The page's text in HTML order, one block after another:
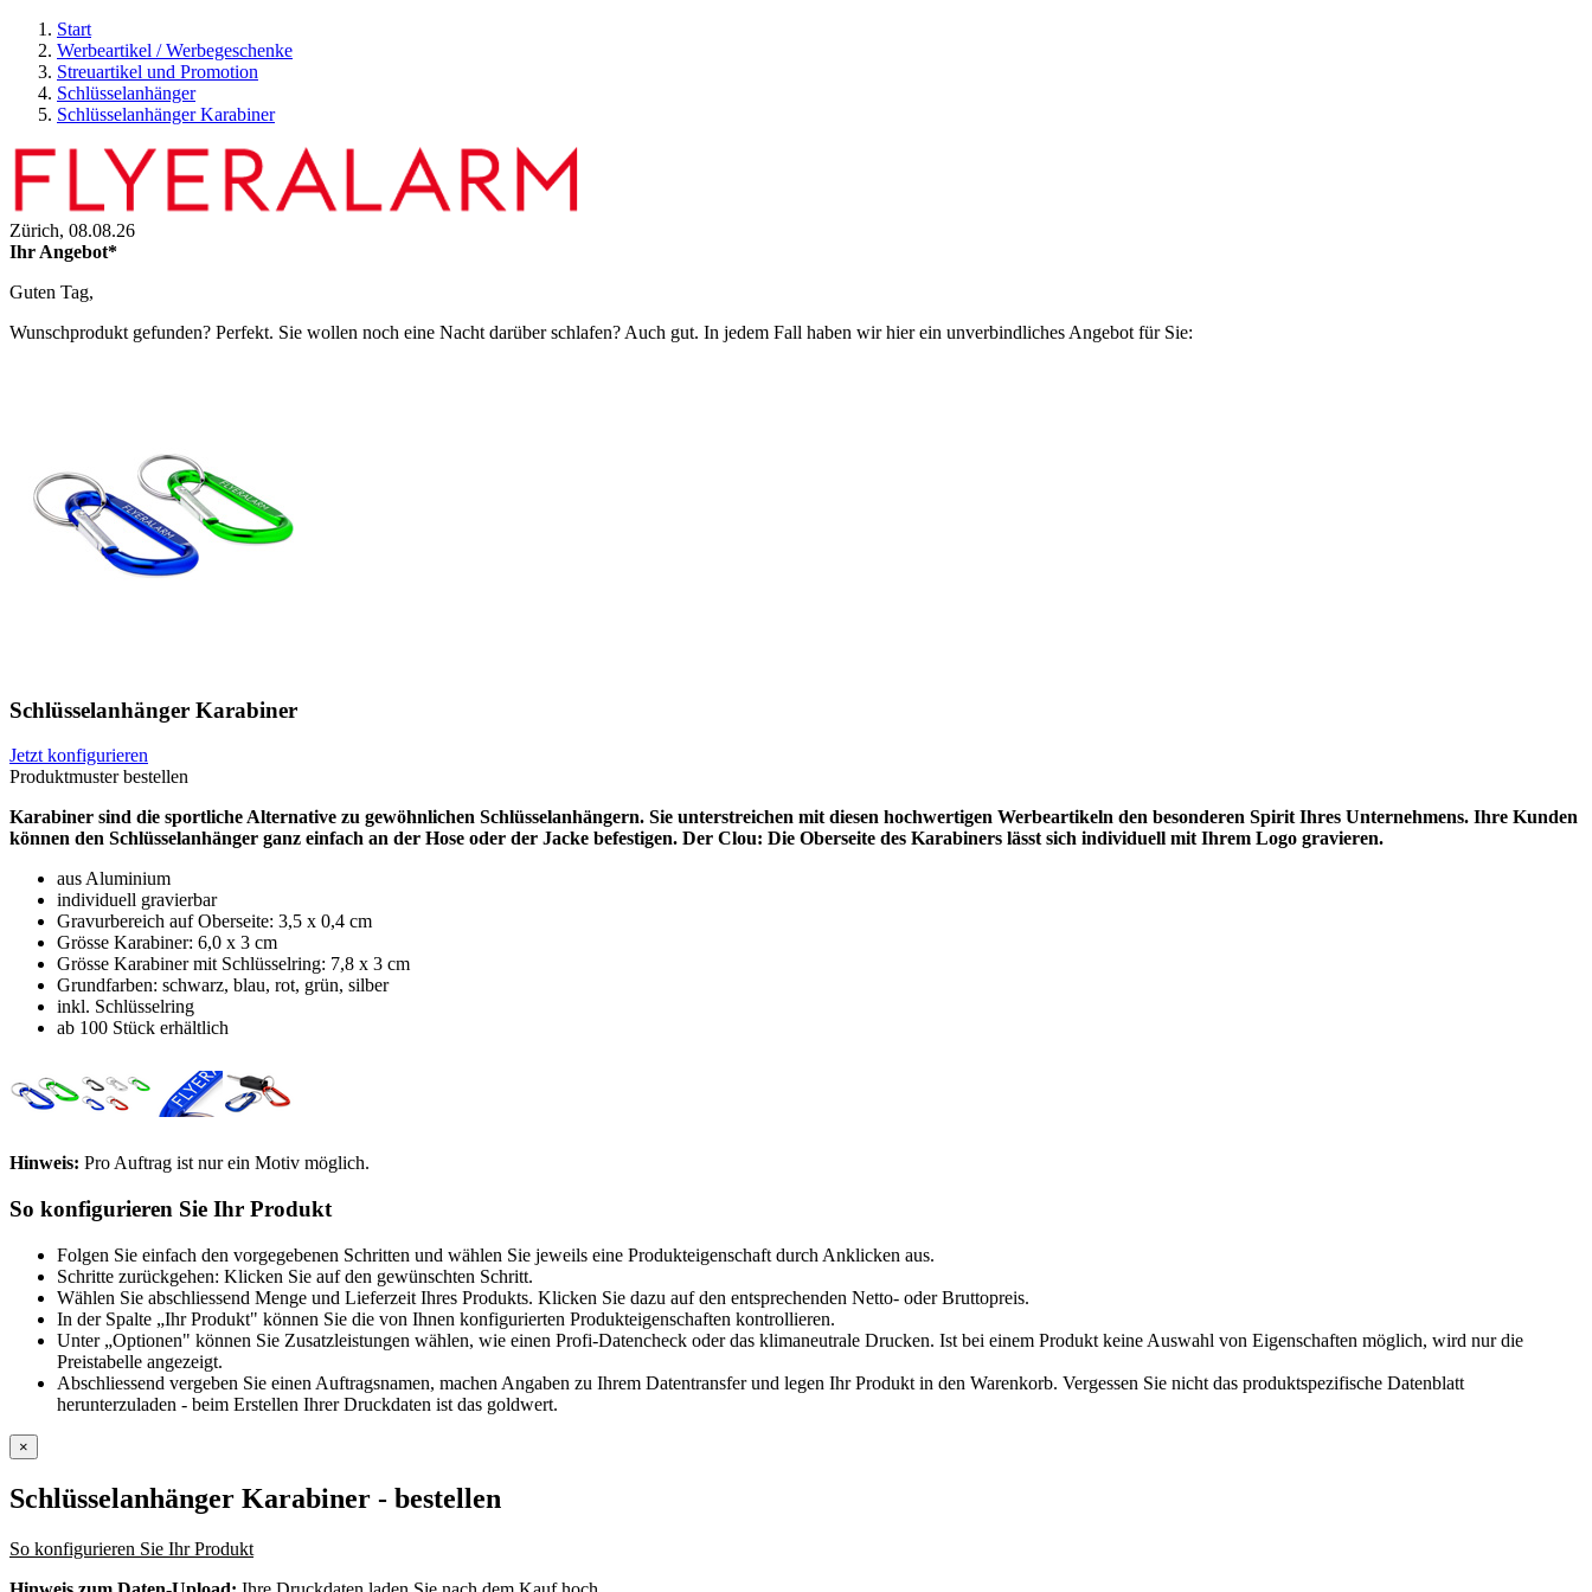
Start
Werbeartikel / Werbegeschenke
Streuartikel und Promotion
Schlüsselanhänger
Schlüsselanhänger Karabiner
Zürich, 08.08.26
Ihr Angebot*
Guten Tag,
Wunschprodukt gefunden? Perfekt. Sie wollen noch eine Nacht darüber schlafen? Auch gut. In jedem Fall haben wir hier ein unverbindliches Angebot für Sie:
Schlüsselanhänger Karabiner
Jetzt konfigurieren
Produktmuster bestellen
Karabiner sind die sportliche Alternative zu gewöhnlichen Schlüsselanhängern. Sie unterstreichen mit diesen hochwertigen Werbeartikeln den besonderen Spirit Ihres Unternehmens. Ihre Kunden
können den Schlüsselanhänger ganz einfach an der Hose oder der Jacke befestigen. Der Clou: Die Oberseite des Karabiners lässt sich individuell mit Ihrem Logo gravieren.
aus Aluminium
individuell gravierbar
Gravurbereich auf Oberseite: 3,5 x 0,4 cm
Grösse Karabiner: 6,0 x 3 cm
Grösse Karabiner mit Schlüsselring: 7,8 x 3 cm
Grundfarben: schwarz, blau, rot, grün, silber
inkl. Schlüsselring
ab 100 Stück erhältlich
Hinweis: Pro Auftrag ist nur ein Motiv möglich.
So konfigurieren Sie Ihr Produkt
Folgen Sie einfach den vorgegebenen Schritten und wählen Sie jeweils eine Produkteigenschaft durch Anklicken aus.
Schritte zurückgehen: Klicken Sie auf den gewünschten Schritt.
Wählen Sie abschliessend Menge und Lieferzeit Ihres Produkts. Klicken Sie dazu auf den entsprechenden Netto- oder Bruttopreis.
In der Spalte „Ihr Produkt" können Sie die von Ihnen konfigurierten Produkteigenschaften kontrollieren.
Unter „Optionen" können Sie Zusatzleistungen wählen, wie einen Profi-Datencheck oder das klimaneutrale Drucken. Ist bei einem Produkt keine Auswahl von Eigenschaften möglich, wird nur die
Preistabelle angezeigt.
Abschliessend vergeben Sie einen Auftragsnamen, machen Angaben zu Ihrem Datentransfer und legen Ihr Produkt in den Warenkorb. Vergessen Sie nicht das produktspezifische Datenblatt
herunterzuladen - beim Erstellen Ihrer Druckdaten ist das goldwert.
×
Schlüsselanhänger Karabiner - bestellen
So konfigurieren Sie Ihr Produkt